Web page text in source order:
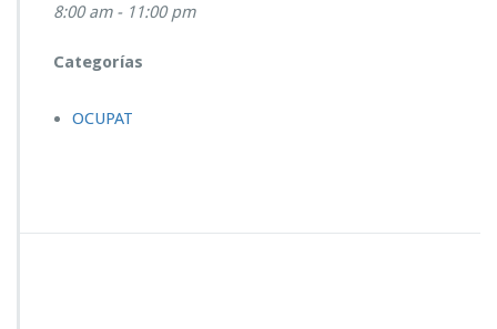
8:00 am - 11:00 pm
Categorías
OCUPAT